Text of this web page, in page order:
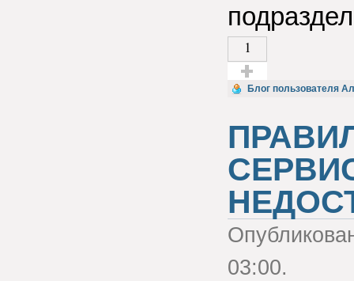
1
Голос за!
Блог пользователя
03:00.